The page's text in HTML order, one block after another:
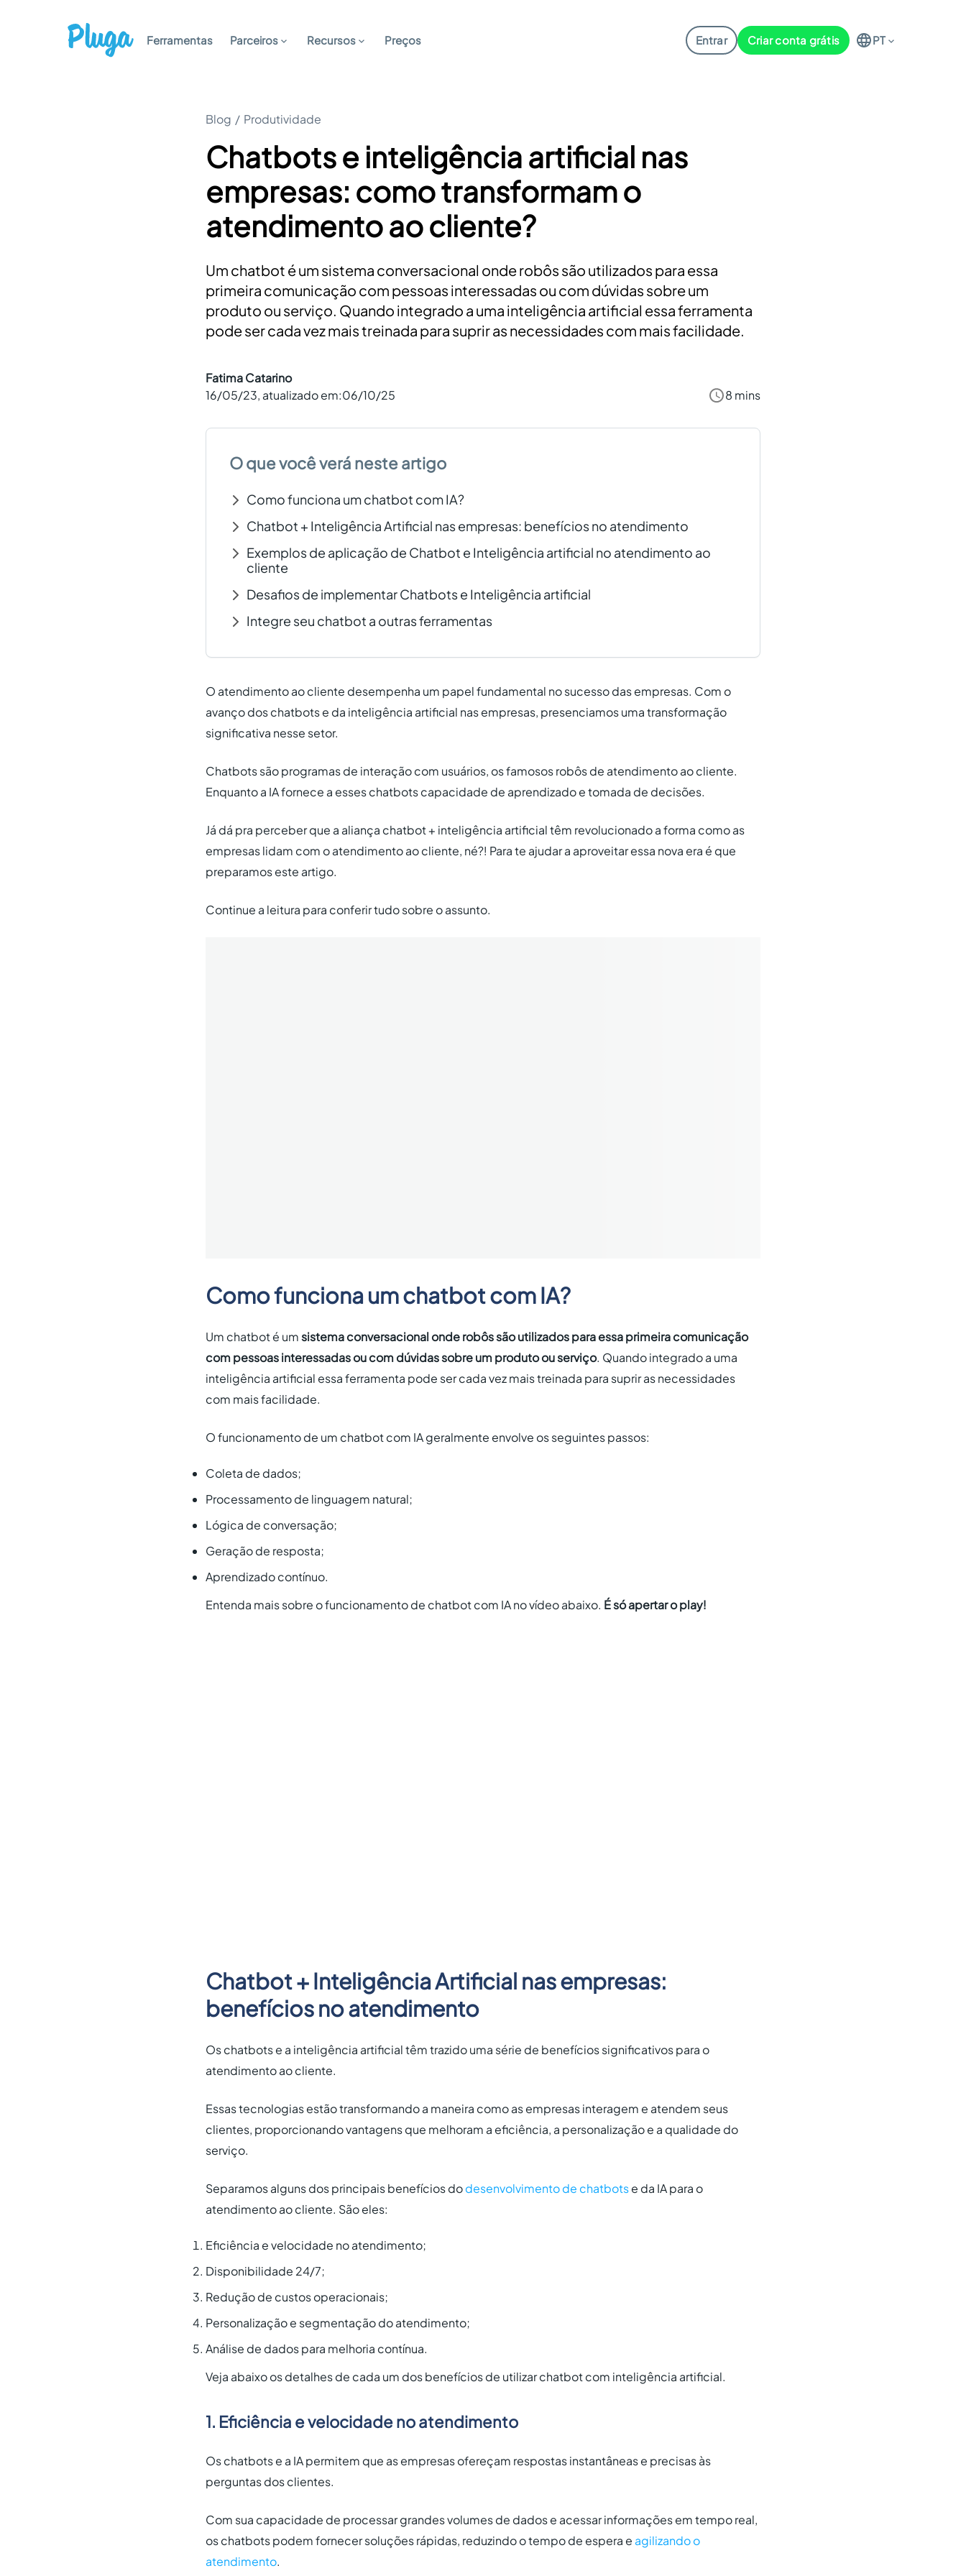
Ferramentas Parceiros Recursos Preços Entrar Criar conta grátis PT
Blog / Produtividade
Chatbots e inteligência artificial nas
empresas: como transformam o
atendimento ao cliente?
Um chatbot é um sistema conversacional onde robôs são utilizados para essa
primeira comunicação com pessoas interessadas ou com dúvidas sobre um
produto ou serviço. Quando integrado a uma inteligência artificial essa ferramenta
pode ser cada vez mais treinada para suprir as necessidades com mais facilidade.
Fatima Catarino
16/05/23, atualizado em:06/10/25 8 mins
O que você verá neste artigo
Como funciona um chatbot com IA?
Chatbot + Inteligência Artificial nas empresas: benefícios no atendimento
Exemplos de aplicação de Chatbot e Inteligência artificial no atendimento ao
cliente
Desafios de implementar Chatbots e Inteligência artificial
Integre seu chatbot a outras ferramentas
O atendimento ao cliente desempenha um papel fundamental no sucesso das empresas. Com o
avanço dos chatbots e da inteligência artificial nas empresas, presenciamos uma transformação
significativa nesse setor.
Chatbots são programas de interação com usuários, os famosos robôs de atendimento ao cliente.
Enquanto a IA fornece a esses chatbots capacidade de aprendizado e tomada de decisões.
Já dá pra perceber que a aliança chatbot + inteligência artificial têm revolucionado a forma como as
empresas lidam com o atendimento ao cliente, né?! Para te ajudar a aproveitar essa nova era é que
preparamos este artigo.
Continue a leitura para conferir tudo sobre o assunto.
Como funciona um chatbot com IA?
Um chatbot é umsistema conversacional onde robôs são utilizados para essa primeira comunicação
com pessoas interessadas ou com dúvidas sobre um produto ou serviço. Quando integrado a uma
inteligência artificial essa ferramenta pode ser cada vez mais treinada para suprir as necessidades
com mais facilidade.
O funcionamento de um chatbot com IA geralmente envolve os seguintes passos:
Coleta de dados;
Processamento de linguagem natural;
Lógica de conversação;
Geração de resposta;
Aprendizado contínuo.
Entenda mais sobre o funcionamento de chatbot com IA no vídeo abaixo. É só apertar o play!
Chatbot + Inteligência Artificial nas empresas:
benefícios no atendimento
Os chatbots e a inteligência artificial têm trazido uma série de benefícios significativos para o
atendimento ao cliente.
Essas tecnologias estão transformando a maneira como as empresas interagem e atendem seus
clientes, proporcionando vantagens que melhoram a eficiência, a personalização e a qualidade do
serviço.
Separamos alguns dos principais benefícios dodesenvolvimento de chatbotse da IA para o
atendimento ao cliente. São eles:
Eficiência e velocidade no atendimento;
Disponibilidade 24/7;
Redução de custos operacionais;
Personalização e segmentação do atendimento;
Análise de dados para melhoria contínua.
Veja abaixo os detalhes de cada um dos benefícios de utilizar chatbot com inteligência artificial.
1. Eficiência e velocidade no atendimento
Os chatbots e a IA permitem que as empresas ofereçam respostas instantâneas e precisas às
perguntas dos clientes.
Com sua capacidade de processar grandes volumes de dados e acessar informações em tempo real,
os chatbots podem fornecer soluções rápidas, reduzindo o tempo de espera e agilizando o
atendimento.